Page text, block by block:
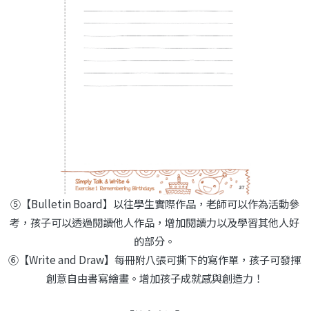
⑤【Bulletin Board】以往學生實際作品，老師可以作為活動參
考，孩子可以透過閱讀他人作品，增加閱讀力以及學習其他人好
的部分。
⑥【Write and Draw】每冊附八張可撕下的寫作單，孩子可發揮
創意自由書寫繪畫。增加孩子成就感與創造力！